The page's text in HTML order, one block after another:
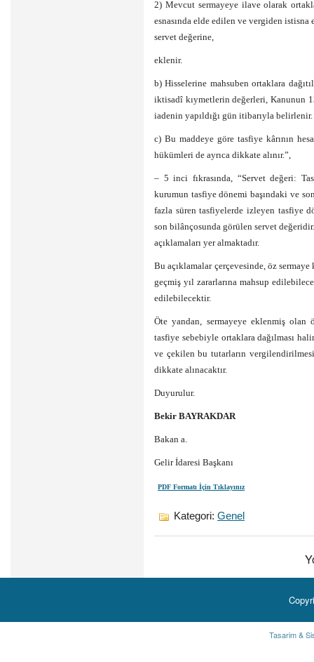
2) Mevcut sermayeye ilave olarak
esnasında elde edilen ve vergiden
servet değerine,
eklenir.
b) Hisselerine mahsuben ortaklara
iktisadî kıymetlerin değerleri, Kanunun
iadenin yapıldığı gün itibarıyla belirlenir.
c) Bu maddeye göre tasfiye kârının
hükümleri de ayrıca dikkate alınır.”,
– 5 inci fıkrasında, “Servet değeri:
kurumun tasfiye dönemi başındaki ve
fazla süren tasfiyelerde izleyen tasfiye
son bilânçosunda görülen servet
açıklamaları yer almaktadır.
Bu açıklamalar çerçevesinde, öz
geçmiş yıl zararlarına mahsup
edilebilecektir.
Öte yandan, sermayeye eklenmiş olan
tasfiye sebebiyle ortaklara dağılması
ve çekilen bu tutarların
dikkate alınacaktır.
Duyurulur.
Bekir BAYRAKDAR
Bakan a.
Gelir İdaresi Başkanı
PDF Formatı İçin Tıklayınız
Kategori: Genel
Tasarim &